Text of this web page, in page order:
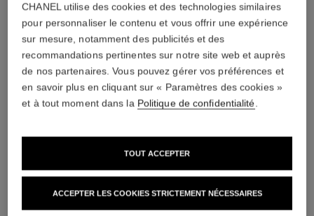
CHANEL utilise des cookies et des technologies similaires
pour personnaliser le contenu et vous offrir une expérience
sur mesure, notamment des publicités et des
recommandations pertinentes sur notre site web et auprès
de nos partenaires. Vous pouvez gérer vos préférences et
en savoir plus en cliquant sur « Paramètres des cookies »
et à tout moment dans la Politique de confidentialité.
ACCEPTER LES COOKIES STRICTEMENT NÉCESSAIRES
TOUT ACCEPTER